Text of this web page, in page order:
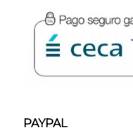
PAYPAL